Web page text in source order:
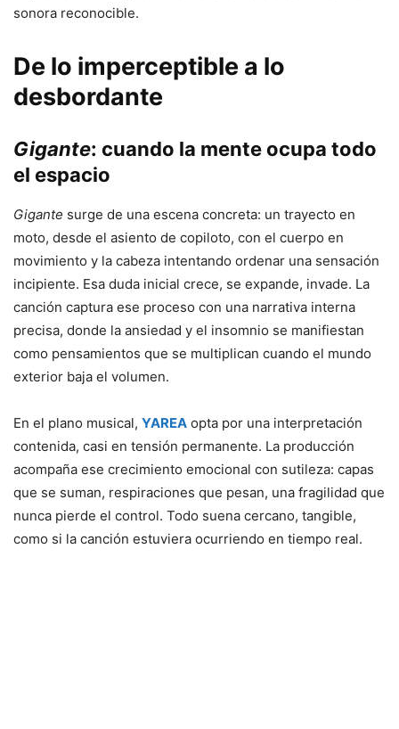
sonora reconocible.
De lo imperceptible a lo
desbordante
Gigante: cuando la mente ocupa todo
el espacio
Gigante surge de una escena concreta: un trayecto en
moto, desde el asiento de copiloto, con el cuerpo en
movimiento y la cabeza intentando ordenar una sensación
incipiente. Esa duda inicial crece, se expande, invade. La
canción captura ese proceso con una narrativa interna
precisa, donde la ansiedad y el insomnio se manifiestan
como pensamientos que se multiplican cuando el mundo
exterior baja el volumen.
En el plano musical, YAREA opta por una interpretación
contenida, casi en tensión permanente. La producción
acompaña ese crecimiento emocional con sutileza: capas
que se suman, respiraciones que pesan, una fragilidad que
nunca pierde el control. Todo suena cercano, tangible,
como si la canción estuviera ocurriendo en tiempo real.